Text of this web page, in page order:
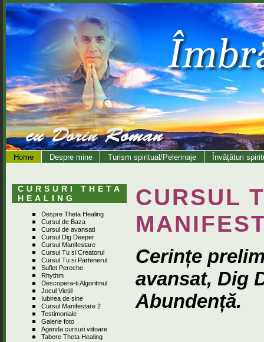
Home Despre mine Turism spiritual/Pelerinaje Învăţături
CURSURI THETA
HEALING
Despre Theta Healing
Cursul de Baza
Cursul de avansati
Cursul Dig Deeper
Cursul Manifestare
Cursul Tu si Creatorul
Cursul Tu si Partenerul
Suflet Pereche
Rhythm
Descopera-ti Algoritmul
Jocul Viețiil
Iubirea de sine
Cursul Manifestare 2
Testimoniale
Galerie foto
Agenda cursuri viitoare
Tabere Theta Healing
CURSUL
Cerințe
avansat, Dig
Abundență.